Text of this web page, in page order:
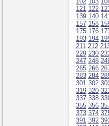
121 122
139 140
157 158
175 176
193 194
211 212
229 230
247 248
265 266
283 284
301 302
319 320
337 338
355 356
373 374
391 392